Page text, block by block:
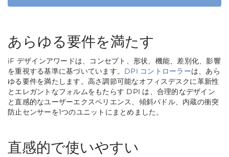
あらゆる要件を満たす
iF デザインアワードは、コンセプト、形状、機能、差別化、影響
を重視する基準に基づいています。 DPI コントローラーは、あら
ゆる要件を満たします。高さ調節可能なオフィスデスクに革新性
とエレガントなフォルムをもたらす DPI は、合理的なデザイン
と直感的なユーザーエクスペリエンス、傾斜パドル、内蔵の衝突
防止センサーを1つのユニットにまとめました。
直感的で使いやすい